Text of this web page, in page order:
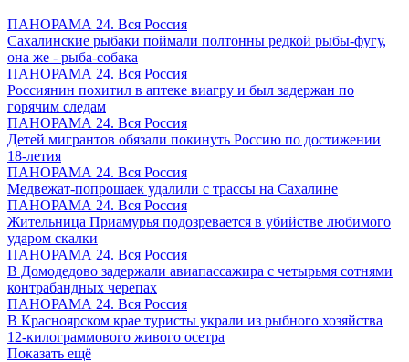
ПАНОРАМА 24. Вся Россия
Сахалинские рыбаки поймали полтонны редкой рыбы-фугу,
она же - рыба-собака
ПАНОРАМА 24. Вся Россия
Россиянин похитил в аптеке виагру и был задержан по
горячим следам
ПАНОРАМА 24. Вся Россия
Детей мигрантов обязали покинуть Россию по достижении
18-летия
ПАНОРАМА 24. Вся Россия
Медвежат-попрошаек удалили с трассы на Сахалине
ПАНОРАМА 24. Вся Россия
Жительница Приамурья подозревается в убийстве любимого
ударом скалки
ПАНОРАМА 24. Вся Россия
В Домодедово задержали авиапассажира с четырьмя сотнями
контрабандных черепах
ПАНОРАМА 24. Вся Россия
В Красноярском крае туристы украли из рыбного хозяйства
12-килограммового живого осетра
Показать ещё